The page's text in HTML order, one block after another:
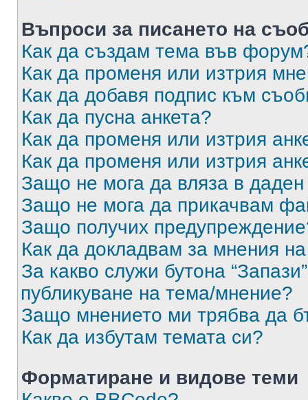
Въпроси за писането на
Как да създам тема във
Как да променя или изтрия
Как да добавя подпис към
Как да пусна анкета?
Как да променя или изтрия
Как да променя или изтрия
Защо не мога да вляза в
Защо не мога да прикачвам
Защо получих
Как да докладвам за мнения
За какво служи бутона
публикуване на тема/мнение?
Защо мнението ми трябва да
Как да избутам темата си?
Форматиране и видове теми